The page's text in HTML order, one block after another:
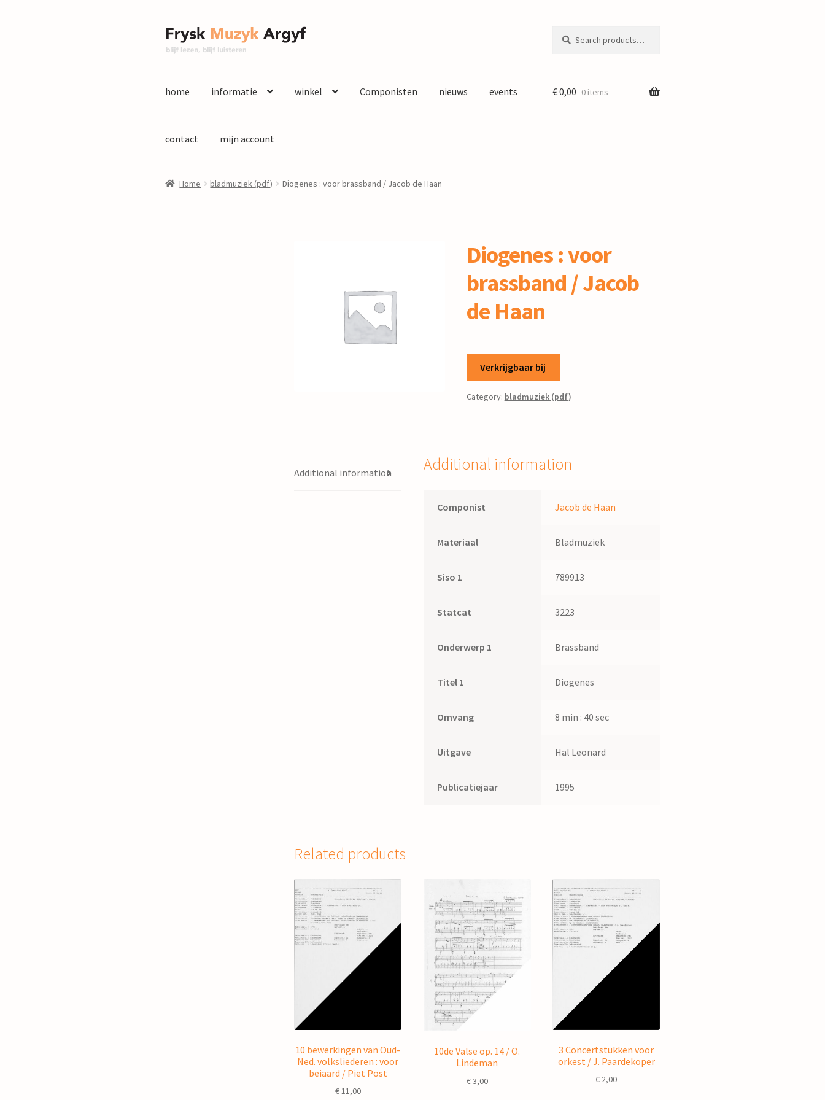
Ga
door
Ga
naar
for:
home informatie winkel Componisten nieuws events
contact mijn account
€0,00 0 items
Home bladmuziek (pdf) Diogenes : voor brassband / Jacob de Haan
Diogenes : voor
brassband / Jacob
de Haan
Verkrijgbaar bij
Category: bladmuziek (pdf)
Additional information Additional information
Componist Jacob de Haan
Materiaal Bladmuziek
Siso 1 789913
Statcat 3223
Onderwerp 1 Brassband
Titel 1 Diogenes
Omvang 8 min : 40 sec
Uitgave Hal Leonard
Publicatiejaar 1995
Related products
10 bewerkingen van Oud-
Ned. volksliederen : voor
beiaard / Piet Post
€11,00
10de Valse op. 14 / O.
Lindeman
€3,00
3 Concertstukken voor
orkest / J. Paardekoper
€ 2,00